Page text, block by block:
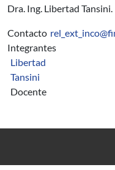
Dra. Ing. Libertad Tansini.
Contacto
Integrantes
Libertad
Tansini
Docente